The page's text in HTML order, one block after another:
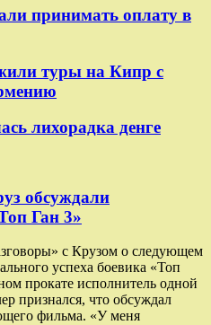
принимать оплату в
туры на Кипр с
лихорадка денге
обсуждали
Ган 3»
с Крузом о следующем
успеха боевика «Топ
прокате исполнитель одной
признался, что обсуждал
фильма. «У меня